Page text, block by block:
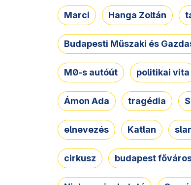
Marci Hanga Zoltán
Budapesti Műszaki és
M0-s autóút politikai vita
Ámon Ada tragédia
elnevezés Katlan
cirkusz budapest